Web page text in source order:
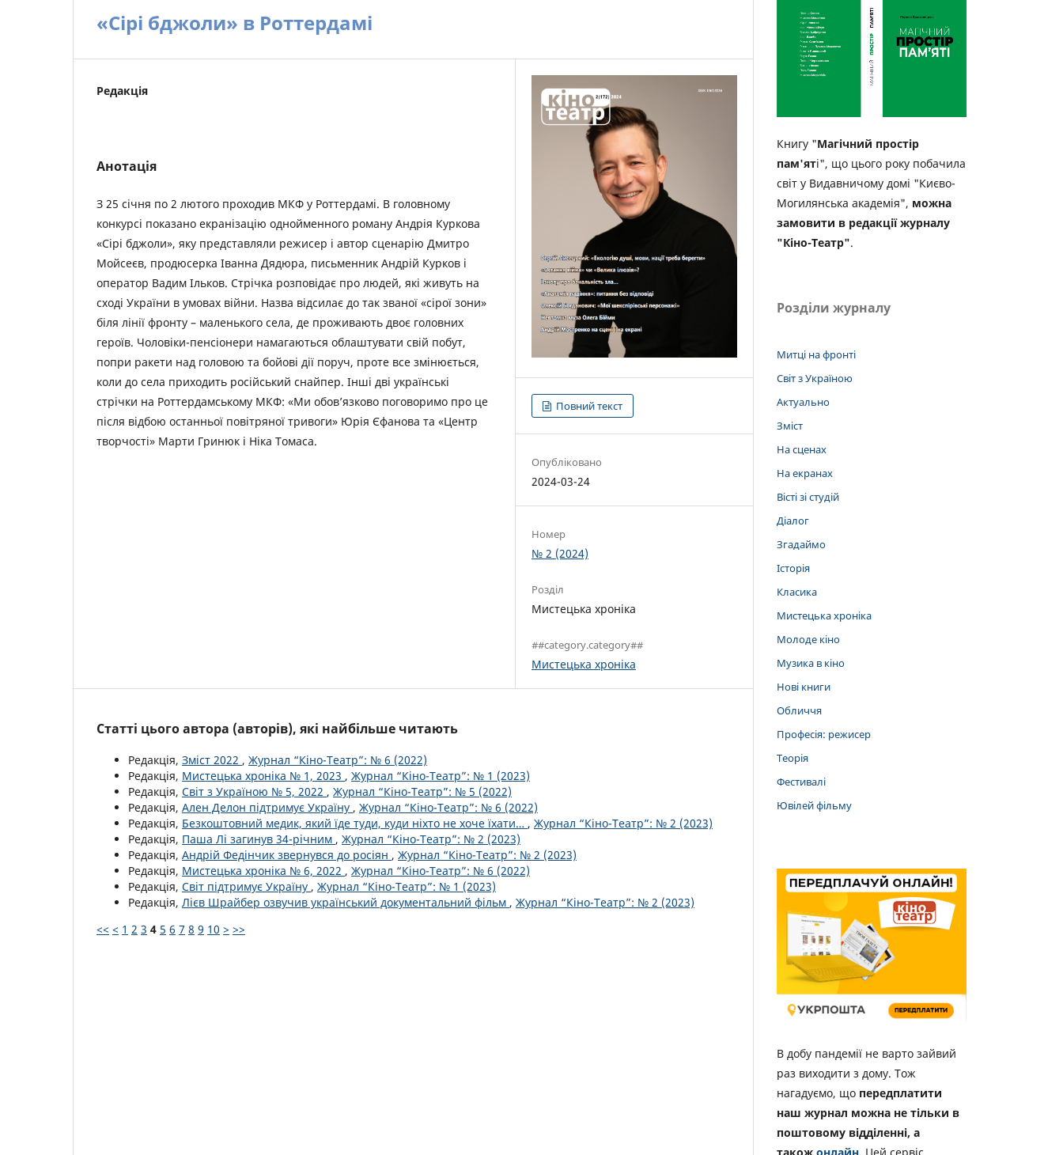
«Сірі бджоли» в Роттердамі
Редакція
Анотація
З 25 січня по 2 лютого проходив МКФ у Роттердамі. В головному
конкурсі показано екранізацію однойменного роману Андрія Куркова
«Сірі бджоли», яку представляли режисер і автор сценарію Дмитро
Мойсеєв, продюсерка Іванна Дядюра, письменник Андрій Курков і
оператор Вадим Ільков. Стрічка розповідає про людей, які живуть на
сході України в умовах війни. Назва відсилає до так званої «сірої зони»
біля лінії фронту – маленького села, де проживають двоє головних
героїв. Чоловіки-пенсіонери намагаються облаштувати свій побут,
попри ракети над головою та бойові дії поруч, проте все змінюється,
коли до села приходить російський снайпер. Інші дві українські
стрічки на Роттердамському МКФ: «Ми обов’язково поговоримо про це
після відбою останньої повітряної тривоги» Юрія Єфанова та «Центр
творчості» Марти Гринюк і Ніка Томаса.
Повний текст
Опубліковано
2024-03-24
Номер
№ 2 (2024)
Розділ
Мистецька хроніка
##category.category##
Мистецька хроніка
Статті цього автора (авторів), які найбільше читають
Редакція, Зміст 2022 , Журнал “Кіно-Театр”: № 6 (2022)
Редакція, Мистецька хроніка № 1, 2023 , Журнал “Кіно-Театр”: № 1 (2023)
Редакція, Світ з Україною № 5, 2022 , Журнал “Кіно-Театр”: № 5 (2022)
Редакція, Ален Делон підтримує Україну , Журнал “Кіно-Театр”: № 6 (2022)
Редакція, Безкоштовний медик, який їде туди, куди ніхто не хоче їхати… , Журнал “Кіно-Театр”: № 2 (2023)
Редакція, Паша Лі загинув 34-річним , Журнал “Кіно-Театр”: № 2 (2023)
Редакція, Андрій Федінчик звернувся до росіян , Журнал “Кіно-Театр”: № 2 (2023)
Редакція, Мистецька хроніка № 6, 2022 , Журнал “Кіно-Театр”: № 6 (2022)
Редакція, Світ підтримує Україну , Журнал “Кіно-Театр”: № 1 (2023)
Редакція, Лієв Шрайбер озвучив український документальний фільм , Журнал “Кіно-Театр”: № 2 (2023)
<< < 1 2 3 4 5 6 7 8 9 10 > >>
Книгу "Магічний простір
пам'яті", що цього року побачила
світ у Видавничому домі "Києво-
Могилянська академія", можна
замовити в редакції журналу
"Кіно-Театр".
Розділи журналу
Митці на фронті
Світ з Україною
Актуально
Зміст
На сценах
На екранах
Вісті зі студій
Діалог
Згадаймо
Історія
Класика
Мистецька хроніка
Молоде кіно
Музика в кіно
Нові книги
Обличчя
Професія: режисер
Теорія
Фестивалі
Ювілей фільму
В добу пандемії не варто зайвий
раз виходити з дому. Тож
нагадуємо, що передплатити
наш журнал можна не тільки в
поштовому відділенні, а